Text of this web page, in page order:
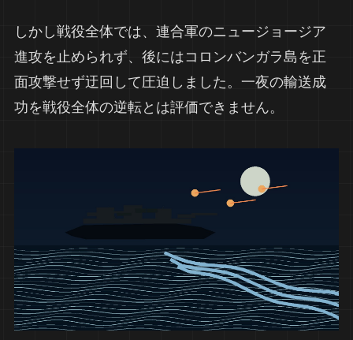
しかし戦役全体では、連合軍のニュージョージア
進攻を止められず、後にはコロンバンガラ島を正
面攻撃せず迂回して圧迫しました。一夜の輸送成
功を戦役全体の逆転とは評価できません。